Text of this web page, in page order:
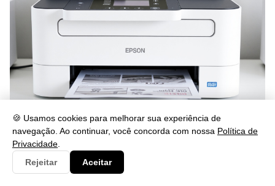
🍪 Usamos cookies para melhorar sua experiência de
navegação. Ao continuar, você concorda com nossa Política de
Privacidade
Rejeitar
Aceitar
Como Imprimir Frente e Verso na Epson L3250: Guia Rápido
29/05/2026 às 15:02